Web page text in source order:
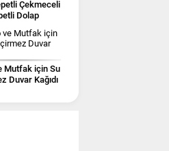
Çekmeceli
Dolap
Mutfak için Su
Duvar Kağıdı